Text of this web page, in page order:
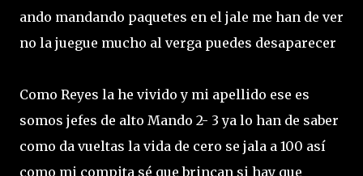
ando mandando paquetes en el jale me han de ver
no la juegue mucho al verga puedes desaparecer
Como Reyes la he vivido y mi apellido ese es
somos jefes de alto Mando 2- 3 ya lo han de saber
como da vueltas la vida de cero se jala a 100 así
como mi compita sé que brincan si hay que